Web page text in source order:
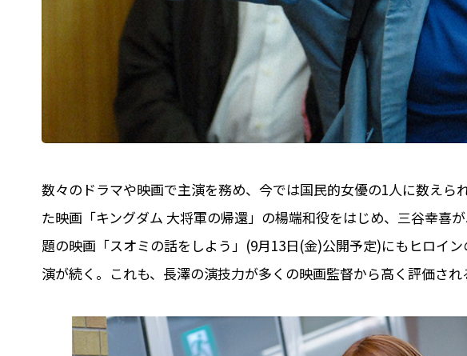
数々のドラマや映画で主演を務め、今では国民的女優の1人に数えら
た映画「キングダム 大将軍の帰還」の楊端和役をはじめ、三谷幸喜
題の映画「スオミの話をしよう」(9月13日(金)公開予定)にもヒロイ
演が続く。これも、長澤の演技力が多くの映画監督から高く評価され